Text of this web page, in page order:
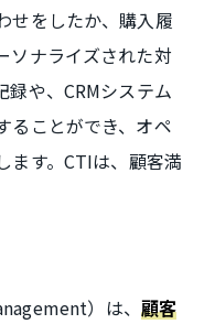
せをしたか、購入履
ソナライズされた対
や、CRMシステム
ることができ、オペ
ます。CTIは、顧客満
）は、 顧客